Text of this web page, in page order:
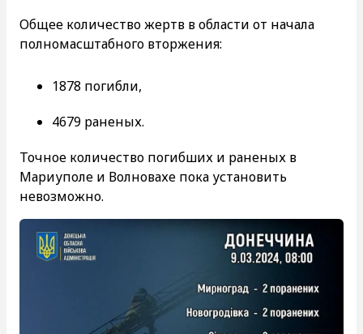
Общее количество жертв в области от начала
полномасштабного вторжения:
1878 погибли,
4679 раненых.
Точное количество погибших и раненых в
Мариуполе и Волновахе пока установить
невозможно.